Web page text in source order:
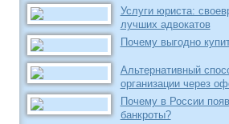
Услуги юриста:
лучших адвокатов
Почему выгодно
Альтернативный
организации через
Почему в России
банкроты?